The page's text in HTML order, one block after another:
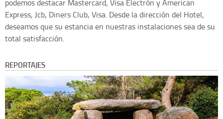
podemos destacar Mastercard, Visa Electrón y American
Express, Jcb, Diners Club, Visa. Desde la dirección del Hotel,
deseamos que su estancia en nuestras instalaciones sea de su
total satisfacción.
REPORTAJES